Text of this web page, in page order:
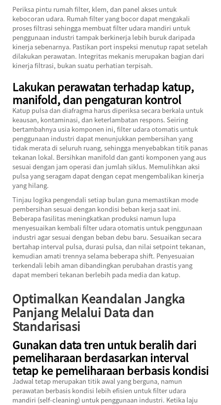
Periksa pintu rumah filter, klem, dan panel akses untuk
kebocoran udara. Rumah filter yang bocor dapat mengakali
proses filtrasi sehingga membuat filter udara mandiri untuk
penggunaan industri tampak berkinerja lebih buruk daripada
kinerja sebenarnya. Pastikan port inspeksi menutup rapat setelah
dilakukan perawatan. Integritas mekanis merupakan bagian dari
kinerja filtrasi, bukan suatu perhatian terpisah.
Lakukan perawatan terhadap katup,
manifold, dan pengaturan kontrol
Katup pulsa dan diafragma harus diperiksa secara berkala untuk
keausan, kontaminasi, dan keterlambatan respons. Seiring
bertambahnya usia komponen ini, filter udara otomatis untuk
penggunaan industri dapat menunjukkan pembersihan yang
tidak merata di seluruh ruang, sehingga menyebabkan titik panas
tekanan lokal. Bersihkan manifold dan ganti komponen yang aus
sesuai dengan jam operasi dan jumlah siklus. Memulihkan aksi
pulsa yang seragam dapat dengan cepat mengembalikan kinerja
yang hilang.
Tinjau logika pengendali setiap bulan guna memastikan mode
pembersihan sesuai dengan kondisi beban kerja saat ini.
Beberapa fasilitas meningkatkan produksi namun lupa
menyesuaikan kembali filter udara otomatis untuk penggunaan
industri agar sesuai dengan beban debu baru. Sesuaikan secara
bertahap interval pulsa, durasi pulsa, dan nilai setpoint tekanan,
kemudian amati trennya selama beberapa shift. Penyesuaian
terkendali lebih aman dibandingkan perubahan drastis yang
dapat memberi tekanan berlebih pada media dan katup.
Optimalkan Keandalan Jangka
Panjang Melalui Data dan
Standarisasi
Gunakan data tren untuk beralih dari
pemeliharaan berdasarkan interval
tetap ke pemeliharaan berbasis kondisi
Jadwal tetap merupakan titik awal yang berguna, namun
perawatan berbasis kondisi lebih efisien untuk filter udara
mandiri (self-cleaning) untuk penggunaan industri. Ketika laju